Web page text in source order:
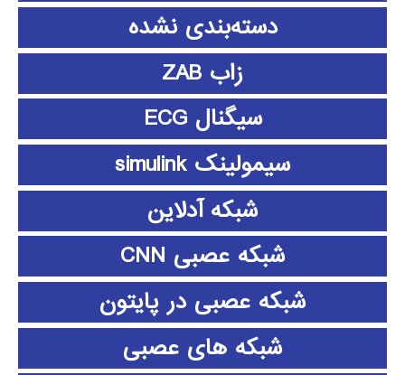
دسته‌بندی نشده
زاب ZAB
سیگنال ECG
سیمولینک simulink
شبکه آدلاین
شبکه عصبی CNN
شبکه عصبی در پایتون
شبکه های عصبی